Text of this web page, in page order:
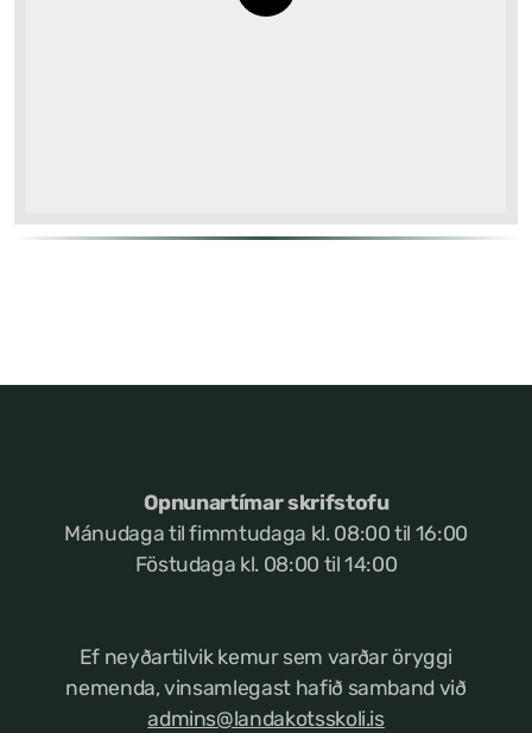
Opnunartímar skrifstofu
Mánudaga til fimmtudaga kl. 08:00 til 16:00
Föstudaga kl. 08:00 til 14:00
Ef neyðartilvik kemur sem varðar öryggi
nemenda, vinsamlegast hafið samband við
admins@landakotsskoli.is